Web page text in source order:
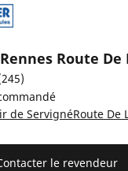
Route De
le revendeur